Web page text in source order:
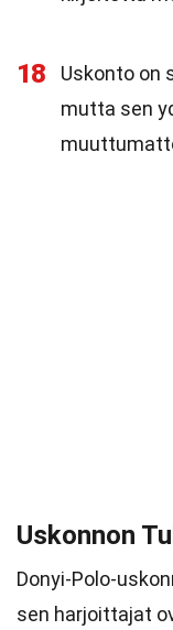
18
Uskonto on
mutta sen
Uskonnon
Donyi-Polo-
sen harjoittajat